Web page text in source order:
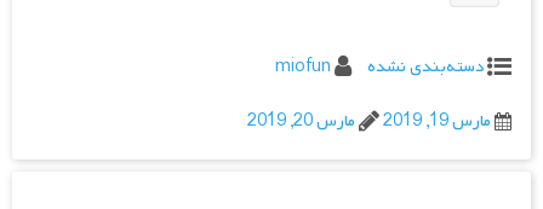
دسته‌بندی نشده
miofun
مارس 19, 2019
مارس 20, 2019